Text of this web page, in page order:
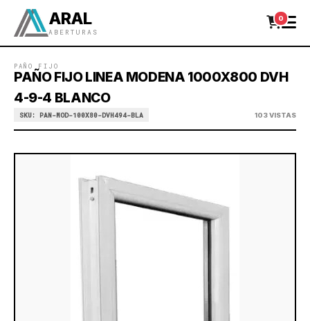
ARAL
ABERTURAS
0
PAÑO FIJO
PAÑO FIJO LINEA MODENA 1000X800 DVH
4-9-4 BLANCO
SKU: PAN-MOD-100X80-DVH494-BLA 103 VISTAS